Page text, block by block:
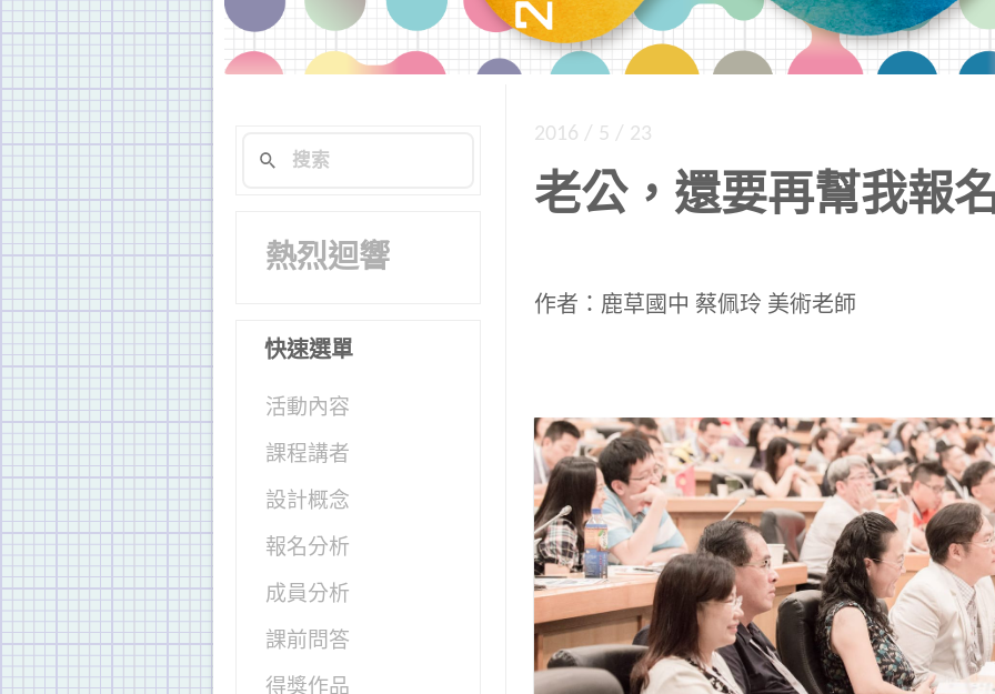
2016 / 5 / 23
老公，還要再幫我報
作者：鹿草國中 蔡佩玲 美術老師
熱烈迴響
快速選單
活動內容
課程講者
設計概念
報名分析
成員分析
課前問答
得獎作品